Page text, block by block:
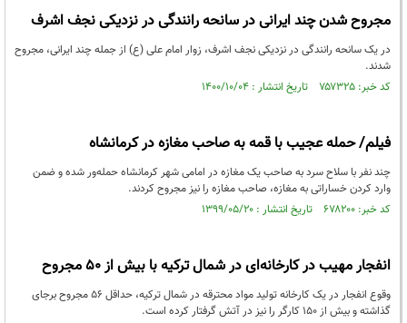
مجروح شدن چند ایرانی در سانحه رانندگی در نزدیکی نجف اشرف
در یک سانحه رانندگی در نزدیکی نجف اشرف، زوار امام علی (ع) از جمله چند ایرانی، مجروح
شدند.
کد خبر: ۷۵۷۳۲۵ تاریخ انتشار : ۱۴۰۰/۱۰/۰۴
فیلم/ حمله عجیب با قمه به صاحب مغازه در کرمانشاه
چند نفر با سلاح سرد به صاحب یک مغازه در امامی شهر کرمانشاه حمله‌ور شده و ضمن
وارد کردن خساراتی به مغازه، صاحب مغازه را نیز مجروح کردند.
کد خبر: ۶۷۸۲۰۰ تاریخ انتشار : ۱۳۹۹/۰۵/۲۰
انفجار مهیب در کارخانه‌ای در شمال ترکیه با بیش از ۵۰ مجروح
وقوع انفجار در یک کارخانه تولید مواد محترقه در شمال ترکیه، حداقل ۵۶ مجروح برجای
گذاشته و بیش از ۱۵۰ کارگر را نیز در آتش گرفتار کرده است.